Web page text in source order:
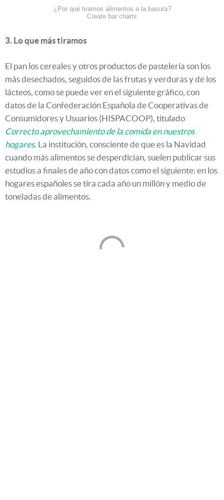
¿Por qué tiramos alimentos a la basura?
Create bar charts
3. Lo que más tiramos
El pan los cereales y otros productos de pastelería son los
más desechados, seguidos de las frutas y verduras y de los
lácteos, como se puede ver en el siguiente gráfico, con
datos de la Confederación Española de Cooperativas de
Consumidores y Usuarios (HISPACOOP), titulado
Correcto aprovechamiento de la comida en nuestros
hogares. La institución, consciente de que es la Navidad
cuando más alimentos se desperdician, suelen publicar sus
estudios a finales de año con datos como el siguiente: en los
hogares españoles se tira cada año un millón y medio de
toneladas de alimentos.